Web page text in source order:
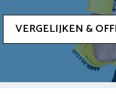
VERGELIJKEN &